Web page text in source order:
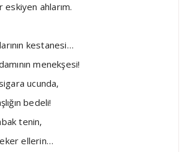
eskiyen ahlarım.
kestanesi…
menekşesi!
ucunda,
bedeli!
tenin,
ellerin…